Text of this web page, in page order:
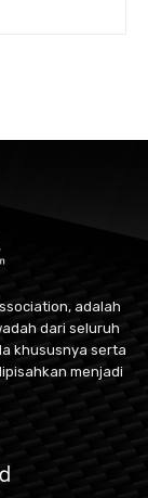
adalah
dari seluruh
khususnya serta
menjadi